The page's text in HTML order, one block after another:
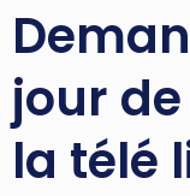
jour
la télé